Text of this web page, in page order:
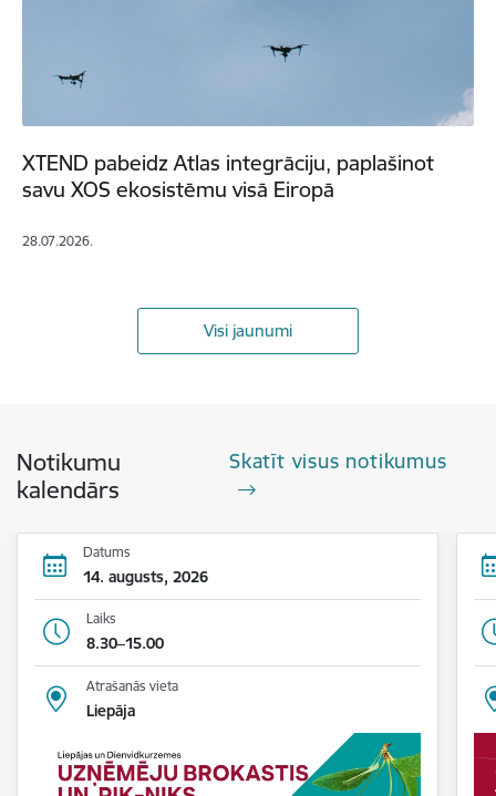
XTEND pabeidz Atlas integrāciju, paplašinot
savu XOS ekosistēmu visā Eiropā
28.07.2026.
Visi jaunumi
Notikumu
kalendārs
Skatīt visus notikumus
Datums
14. augusts, 2026
Laiks
8.30–15.00
Atrašanās vieta
Liepāja